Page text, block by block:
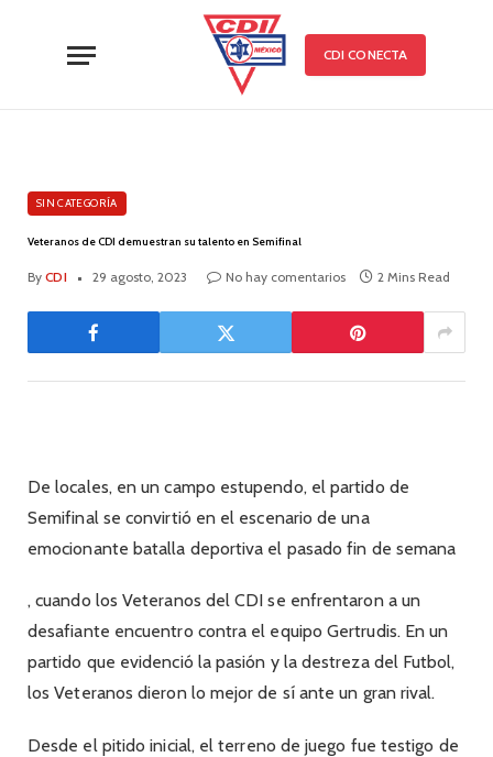
CDI CONECTA
SIN CATEGORÍA
Veteranos de CDI demuestran su talento en Semifinal
By CDI 29 agosto, 2023 No hay comentarios 2 Mins Read
De locales, en un campo estupendo, el partido de
Semifinal se convirtió en el escenario de una
emocionante batalla deportiva el pasado fin de semana
, cuando los Veteranos del CDI se enfrentaron a un
desafiante encuentro contra el equipo Gertrudis. En un
partido que evidenció la pasión y la destreza del Futbol,
los Veteranos dieron lo mejor de sí ante un gran rival.
Desde el pitido inicial, el terreno de juego fue testigo de